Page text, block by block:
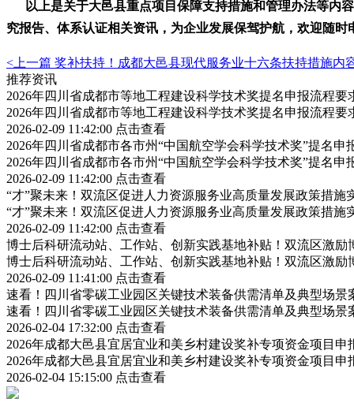
以上是关于大邑县重点项目 保障支持措施和管理办法等内容
究报告、体系认证相关资讯，为企业发展保驾护航， 欢迎随时
<上一篇 奖补扶持！成都大邑县现代服务业十六条扶持措施内
推荐资讯
2026年四川省成都市等地工程建设科学技术奖提名申报流程
2026年四川省成都市等地工程建设科学技术奖提名申报流程
2026-02-09 11:42:00 点击查看
2026年四川省成都市各市州“中国航空学会科学技术奖”提名申
2026年四川省成都市各市州“中国航空学会科学技术奖”提名申
2026-02-09 11:42:00 点击查看
“才”聚未来！双流区促进人力资源服务业高质量发展政策措施
“才”聚未来！双流区促进人力资源服务业高质量发展政策措施
2026-02-09 11:42:00 点击查看
博士后科研流动站、工作站、创新实践基地补贴！双流区激
博士后科研流动站、工作站、创新实践基地补贴！双流区激
2026-02-09 11:41:00 点击查看
速看！四川省零碳工业园区关键技术装备供需清单及典型场
速看！四川省零碳工业园区关键技术装备供需清单及典型场
2026-02-04 17:32:00 点击查看
2026年成都大邑县宜居宜业和美乡村建设奖补专项资金项目
2026年成都大邑县宜居宜业和美乡村建设奖补专项资金项目
2026-02-04 15:15:00 点击查看